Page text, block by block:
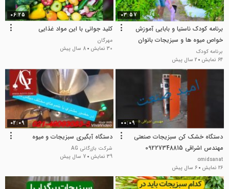
03:57
برنامه کودک ناستیا و بابایی آموزش
خواص میوه ها و سبزیجات بانوان
سرگرمی کودک
برنامه کودک
64 نمایش
2 سال پیش
06:25
کلید جوانی با این مواد غذایی
مهرگان
30 نمایش
8 سال پیش
00:09
دستگاه خشک کن سبزیجات صنعتی
مهندس اشراقی 09227348815
omidsanat
26 نمایش
6 سال پیش
02:09
دستگاه آبگیری سبزیجات و میوه
شرکت بازرگانی AG
39 نمایش
7 سال پیش